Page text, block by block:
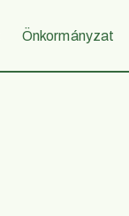
Önkormányzat